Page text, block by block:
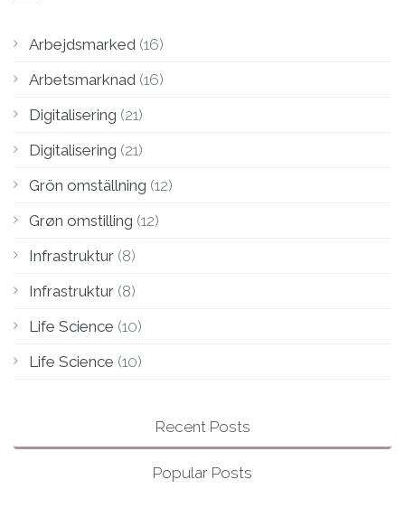
Arbejdsmarked (16)
Arbetsmarknad (16)
Digitalisering (21)
Digitalisering (21)
Grön omställning (12)
Grøn omstilling (12)
Infrastruktur (8)
Infrastruktur (8)
Life Science (10)
Life Science (10)
Recent Posts
Popular Posts